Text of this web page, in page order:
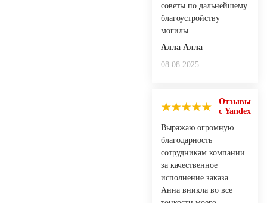
советы по дальнейшему
благоустройству
могилы.
Алла Алла
08.08.2025
Отзывы
с Yandex
Выражаю огромную
благодарность
сотрудникам компании
за качественное
исполнение заказа.
Анна вникла во все